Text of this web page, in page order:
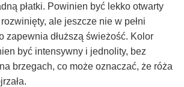
płatki. Powinien być lekko otwarty
rozwinięty, ale jeszcze nie w pełni
zapewnia dłuższą świeżość. Kolor
być intensywny i jednolity, bez
brzegach, co może oznaczać, że róża